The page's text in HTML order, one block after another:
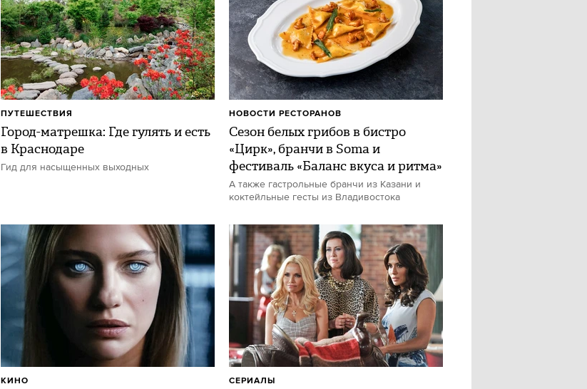
Город-матрешка: Где гулять и есть
в Краснодаре
Гид для насыщенных выходных
ПУТЕШЕСТВИЯ
Сезон белых грибов в бистро
«Цирк», бранчи в Soma и
фестиваль «Баланс вкуса и ритма»
А также гастрольные бранчи из Казани и
коктейльные гесты из Владивостока
НОВОСТИ РЕСТОРАНОВ
КИНО СЕРИАЛЫ